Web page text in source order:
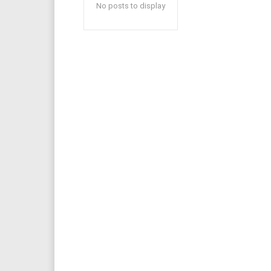
No posts to display